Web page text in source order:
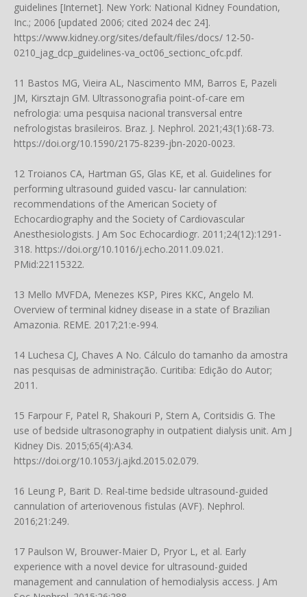
guidelines [Internet]. New York: National Kidney Foundation,
Inc.; 2006 [updated 2006; cited 2024 dec 24].
https://www.kidney.org/sites/default/files/docs/ 12-50-
0210_jag_dcp_guidelines-va_oct06_sectionc_ofc.pdf.
11 Bastos MG, Vieira AL, Nascimento MM, Barros E, Pazeli
JM, Kirsztajn GM. Ultrassonografia point-of-care em
nefrologia: uma pesquisa nacional transversal entre
nefrologistas brasileiros. Braz. J. Nephrol. 2021;43(1):68-73.
https://doi.org/10.1590/2175-8239-jbn-2020-0023.
12 Troianos CA, Hartman GS, Glas KE, et al. Guidelines for
performing ultrasound guided vascu- lar cannulation:
recommendations of the American Society of
Echocardiography and the Society of Cardiovascular
Anesthesiologists. J Am Soc Echocardiogr. 2011;24(12):1291-
318. https://doi.org/10.1016/j.echo.2011.09.021 .
PMid:22115322.
13 Mello MVFDA, Menezes KSP, Pires KKC, Angelo M.
Overview of terminal kidney disease in a state of Brazilian
Amazonia. REME. 2017;21:e-994.
14 Luchesa CJ, Chaves A No. Cálculo do tamanho da amostra
nas pesquisas de administração. Curitiba: Edição do Autor;
2011.
15 Farpour F, Patel R, Shakouri P, Stern A, Coritsidis G. The
use of bedside ultrasonography in outpatient dialysis unit. Am J
Kidney Dis. 2015;65(4):A34.
https://doi.org/10.1053/j.ajkd.2015.02.079.
16 Leung P, Barit D. Real-time bedside ultrasound-guided
cannulation of arteriovenous fistulas (AVF). Nephrol.
2016;21:249.
17 Paulson W, Brouwer-Maier D, Pryor L, et al. Early
experience with a novel device for ultrasound-guided
management and cannulation of hemodialysis access. J Am